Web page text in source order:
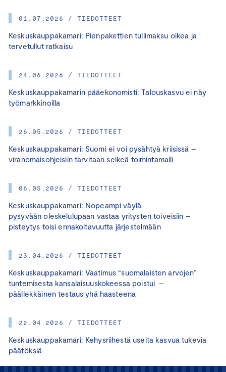
01.07.2026 / TIEDOTTEET
Keskuskauppakamari: Pienpakettien tullimaksu oikea ja
tervetullut ratkaisu
24.06.2026 / TIEDOTTEET
Keskuskauppakamarin pääekonomisti: Talouskasvu ei näy
työmarkkinoilla
26.05.2026 / TIEDOTTEET
Keskuskauppakamari: Suomi ei voi pysähtyä kriisissä –
viranomaisohjeisiin tarvitaan selkeä toimintamalli
06.05.2026 / TIEDOTTEET
Keskuskauppakamari: Nopeampi väylä
pysyvään oleskelulupaan vastaa yritysten toiveisiin –
pisteytys toisi ennakoitavuutta järjestelmään
23.04.2026 / TIEDOTTEET
Keskuskauppakamari: Vaatimus “suomalaisten arvojen”
tuntemisesta kansalaisuuskokeessa poistui –
päällekkäinen testaus yhä haasteena
22.04.2026 / TIEDOTTEET
Keskuskauppakamari: Kehysriihestä useita kasvua tukevia
päätöksiä